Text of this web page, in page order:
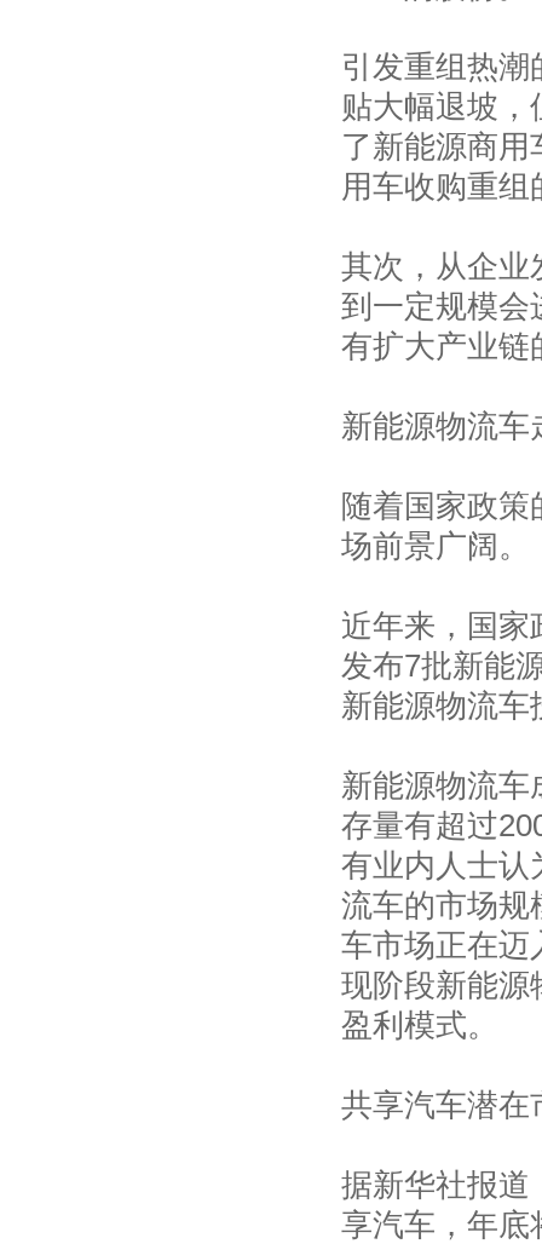
引发重组热
贴大幅退坡
了新能源商用
用车收购重组
其次，从企业
到一定规模会
有扩大产业链
新能源物流车
随着国家政
场前景广阔。
近年来，国家
发布7批新能
新能源物流车
新能源物流车
存量有超过
有业内人士认
流车的市场规
车市场正在迈
现阶段新能源
盈利模式。
共享汽车潜在
据新华社报道
享汽车，年底